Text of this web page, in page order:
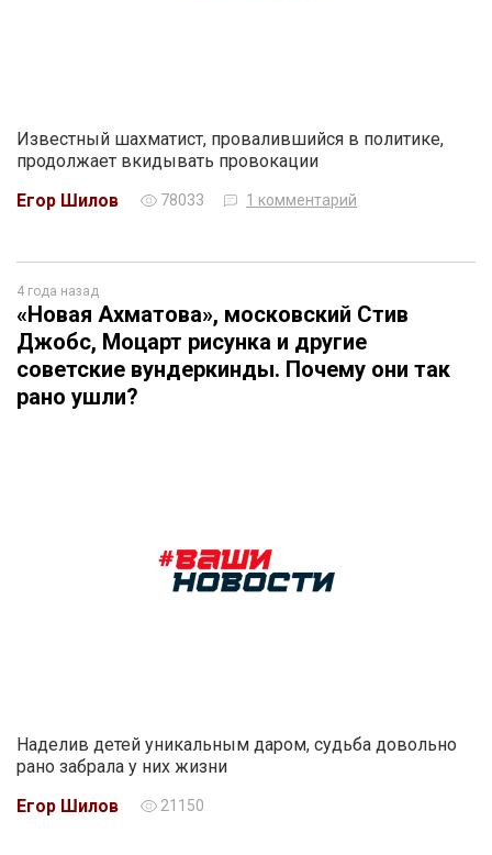
Известный шахматист, провалившийся в политике,
продолжает вкидывать провокации
Егор Шилов
78033 1 комментарий
4 года назад
«Новая Ахматова», московский Стив
Джобс, Моцарт рисунка и другие
советские вундеркинды. Почему они так
рано ушли?
Наделив детей уникальным даром, судьба довольно
рано забрала у них жизни
Егор Шилов
21150